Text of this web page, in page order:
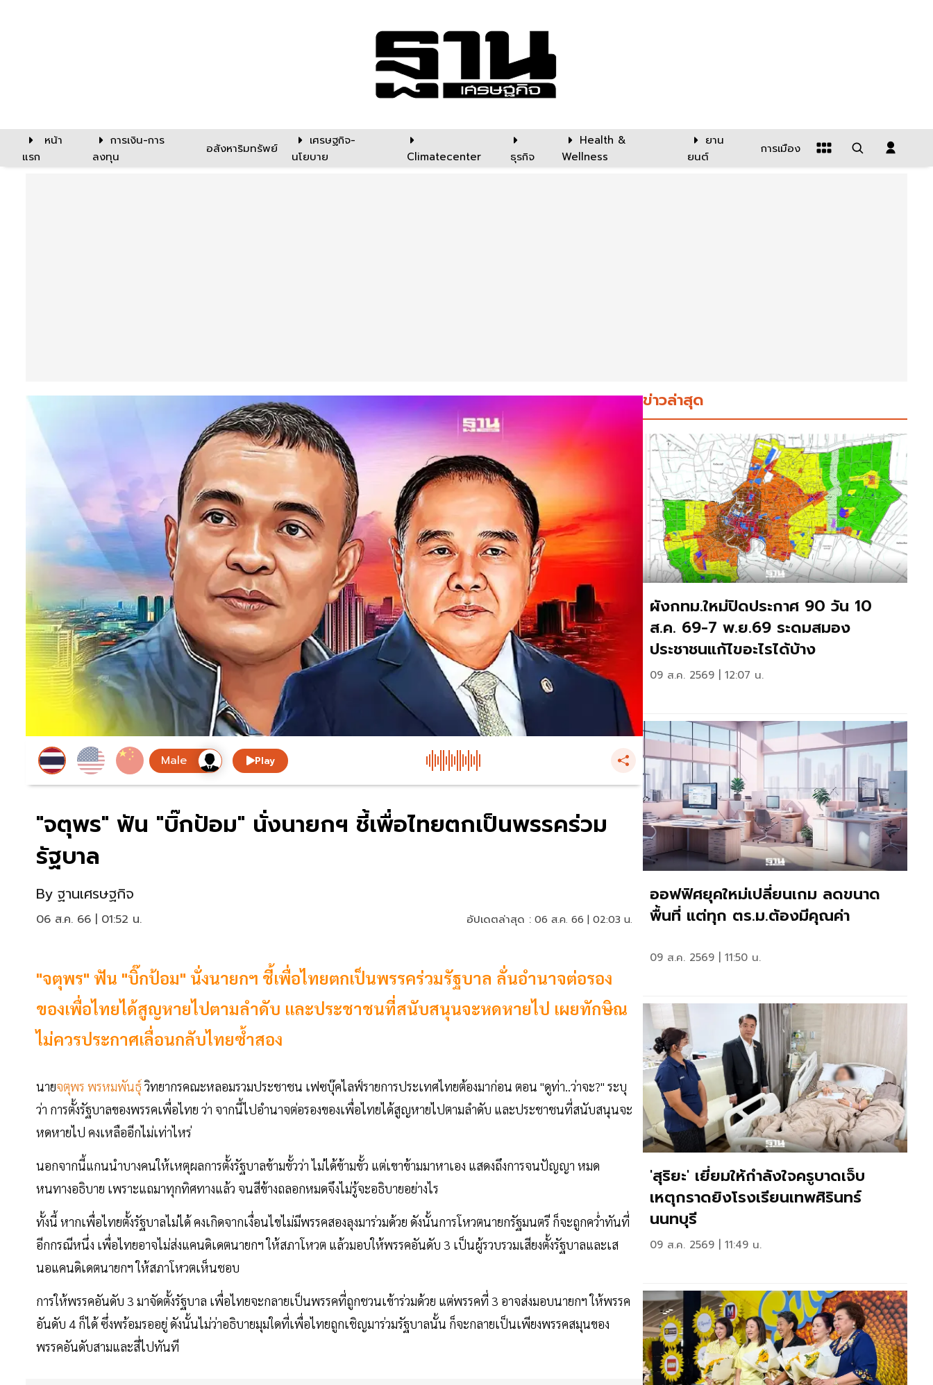
หน้า
แรก
การเงิน-การ
ลงทุน
อสังหาริมทรัพย์
เศรษฐกิจ-
นโยบาย
Climatecenter ธุรกิจ
Health &
Wellness
ยาน
ยนต์
การเมือง
Play
"จตุพร" ฟัน "บิ๊กป้อม" นั่งนายกฯ ชี้เพื่อไทยตกเป็นพรรคร่วม
รัฐบาล
By ฐานเศรษฐกิจ
06 ส.ค. 66 | 01:52 น. อัปเดตล่าสุด : 06 ส.ค. 66 | 02:03 น.
"จตุพร" ฟัน "บิ๊กป้อม" นั่งนายกฯ ชี้เพื่อไทยตกเป็นพรรคร่วมรัฐบาล ลั่นอำนาจต่อรอง
ของเพื่อไทยได้สูญหายไปตามลำดับ และประชาชนที่สนับสนุนจะหดหายไป เผยทักษิณ
ไม่ควรประกาศเลื่อนกลับไทยซ้ำสอง
นายจตุพร พรหมพันธุ์วิทยากรคณะหลอมรวมประชาชน เฟซบุ๊คไลฟ์รายการประเทศไทยต้องมาก่อน ตอน "ดูท่า..ว่าจะ?" ระบุ
ว่า การตั้งรัฐบาลของพรรคเพื่อไทย ว่า จากนี้ไปอำนาจต่อรองของเพื่อไทยได้สูญหายไปตามลำดับ และประชาชนที่สนับสนุนจะ
หดหายไป คงเหลืออีกไม่เท่าไหร่
นอกจากนี้แกนนำบางคนให้เหตุผลการตั้งรัฐบาลข้ามขั้วว่า ไม่ได้ข้ามขั้ว แต่เขาข้ามมาหาเอง แสดงถึงการจนปัญญา หมด
หนทางอธิบาย เพราะแถมาทุกทิศทางแล้ว จนสีข้างถลอกหมดจึงไม่รู้จะอธิบายอย่างไร
ทั้งนี้ หากเพื่อไทยตั้งรัฐบาลไม่ได้ คงเกิดจากเงื่อนไขไม่มีพรรคสองลุงมาร่วมด้วย ดังนั้นการโหวตนายกรัฐมนตรี ก็จะถูกคว่ำทันที่
อีกกรณีหนึ่ง เพื่อไทยอาจไม่ส่งแคนดิเดตนายกฯ ให้สภาโหวต แล้วมอบให้พรรคอันดับ 3 เป็นผู้รวบรวมเสียงตั้งรัฐบาลและเส
นอแคนดิเดตนายกฯ ให้สภาโหวตเห็นชอบ
การให้พรรคอันดับ 3 มาจัดตั้งรัฐบาล เพื่อไทยจะกลายเป็นพรรคที่ถูกชวนเข้าร่วมด้วย แต่พรรคที่ 3 อาจส่งมอบนายกฯ ให้พรรค
อันดับ 4 ก็ได้ ซึ่งพร้อมรออยู่ ดังนั้นไม่ว่าอธิบายมุมใดที่เพื่อไทยถูกเชิญมาร่วมรัฐบาลนั้น ก็จะกลายเป็นเพียงพรรคสมุนของ
พรรคอันดับสามและสี่ไปทันที
ข่าวล่าสุด
ผังกทม.ใหม่ปิดประกาศ 90 วัน 10
ส.ค. 69-7 พ.ย.69 ระดมสมอง
ประชาชนแก้ไขอะไรได้บ้าง
09 ส.ค. 2569 | 12:07 น.
ออฟฟิศยุคใหม่เปลี่ยนเกม ลดขนาด
พื้นที่ แต่ทุก ตร.ม.ต้องมีคุณค่า
09 ส.ค. 2569 | 11:50 น.
'สุริยะ' เยี่ยมให้กำลังใจครูบาดเจ็บ
เหตุกราดยิงโรงเรียนเทพศิรินทร์
นนทบุรี
09 ส.ค. 2569 | 11:49 น.